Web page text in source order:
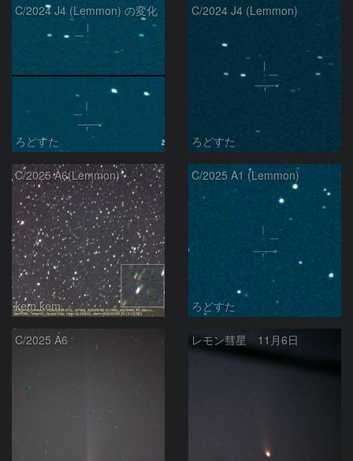
C/2024 J4 (Lemmon) の変化
ろどすた
C/2024 J4 (Lemmon)
ろどすた
C/2025 A6(Lemmon)
kem.kem
C/2025 A1 (Lemmon)
ろどすた
C/2025 A6 レモン彗星 11月6日